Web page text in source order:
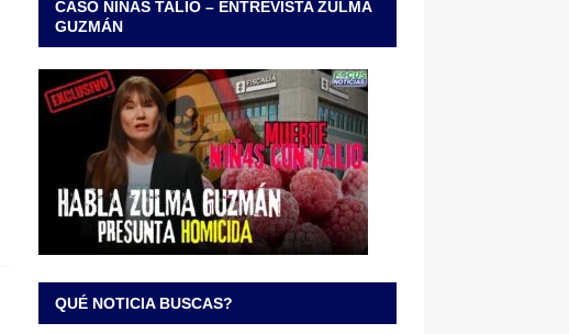
CASO NIÑAS TALIO – ENTREVISTA ZULMA
GUZMÁN
QUÉ NOTICIA BUSCAS?